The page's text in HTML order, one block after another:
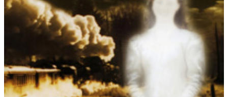
Kalender
Publikationen
Feed